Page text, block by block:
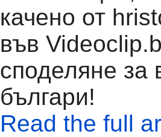
качено от
във
споделяне за
българи!
Read the full